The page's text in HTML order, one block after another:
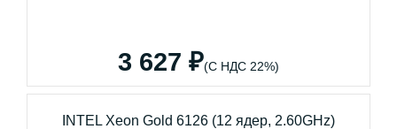
3 627 ₽(С НДС 22%)
INTEL Xeon Gold 6126 (12 ядер, 2.60GHz)